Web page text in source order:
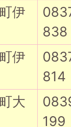
伊
838
伊
814
大
199